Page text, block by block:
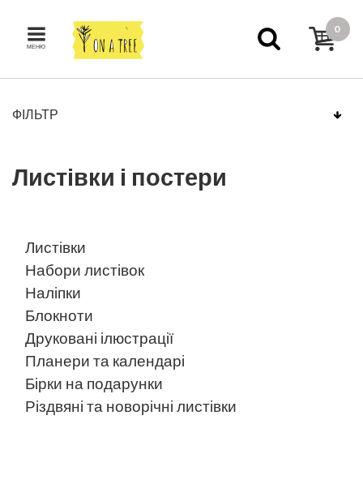
МЕНЮ
0
ФІЛЬТР
Листівки і постери
Листівки
Набори листівок
Наліпки
Блокноти
Друковані ілюстрації
Планери та календарі
Бірки на подарунки
Різдвяні та новорічні листівки